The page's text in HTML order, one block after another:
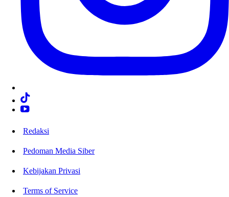
Redaksi
Pedoman Media Siber
Kebijakan Privasi
Terms of Service